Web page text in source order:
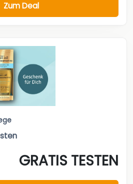
Zum Deal
GRATIS TESTEN